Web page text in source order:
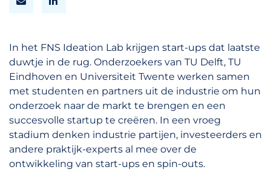
In het FNS Ideation Lab krijgen start-ups dat laatste
duwtje in de rug. Onderzoekers van TU Delft, TU
Eindhoven en Universiteit Twente werken samen
met studenten en partners uit de industrie om hun
onderzoek naar de markt te brengen en een
succesvolle startup te creëren. In een vroeg
stadium denken industrie partijen, investeerders en
andere praktijk-experts al mee over de
ontwikkeling van start-ups en spin-outs.